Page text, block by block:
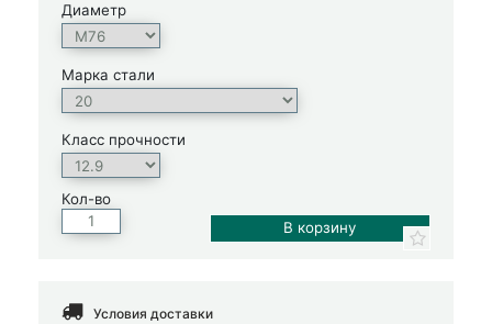
Диаметр
Марка стали
Класс прочности
Кол-во
Условия доставки